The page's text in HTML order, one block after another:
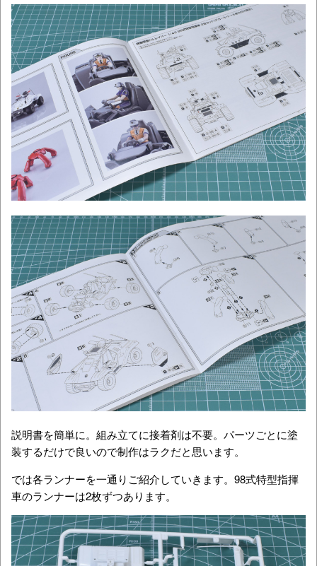
説明書を簡単に。組み立てに接着剤は不要。パーツごとに塗
装するだけで良いので制作はラクだと思います。
では各ランナーを一通りご紹介していきます。98式特型指揮
車のランナーは2枚ずつあります。